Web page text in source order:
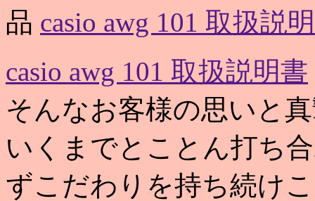
品 casio awg 101 取扱説
casio awg 101 取扱説明書
そんなお客様の思いと
いくまでとことん打ち
ずこだわりを持ち続け